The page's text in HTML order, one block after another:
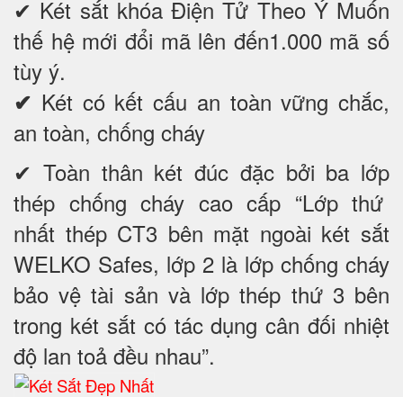
✔ Két sắt khóa Điện Tử Theo Ý Muốn
thế hệ mới đổi mã lên đến1.000 mã số
tùy ý.
✔ Két có kết cấu an toàn vững chắc,
an toàn, chống cháy
✔ Toàn thân két đúc đặc bởi ba lớp
thép chống cháy cao cấp “Lớp thứ
nhất thép CT3 bên mặt ngoài két sắt
WELKO Safes, lớp 2 là lớp chống cháy
bảo vệ tài sản và lớp thép thứ 3 bên
trong két sắt có tác dụng cân đối nhiệt
độ lan toả đều nhau”.